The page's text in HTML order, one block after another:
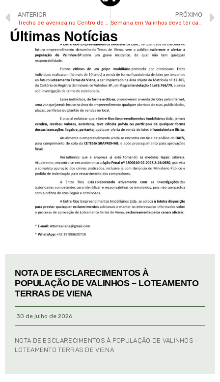
ANTERIOR PRÓXIMO
Últimas Notícias
NOTA DE ESCLARECIMENTOS À
POPULAÇÃO DE VALINHOS – LOTEAMENTO
TERRAS DE VIENA
30 de julho de 2026
NOTA DE ESCLARECIMENTOS À POPULAÇÃO DE VALINHOS –
LOTEAMENTO TERRAS DE VIENA